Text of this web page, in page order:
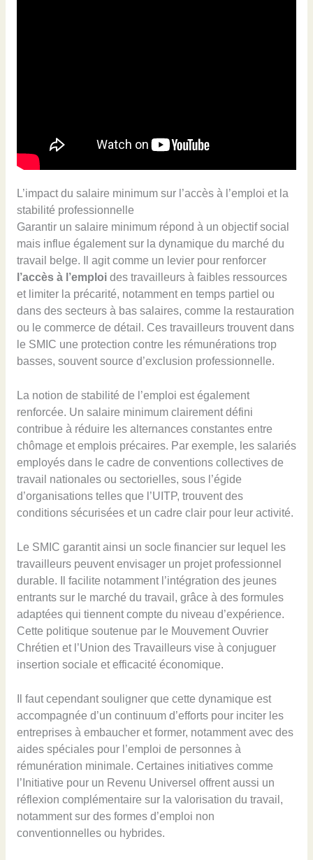
L’impact du salaire minimum sur l’accès à l’emploi et la
stabilité professionnelle
Garantir un salaire minimum répond à un objectif social
mais influe également sur la dynamique du marché du
travail belge. Il agit comme un levier pour renforcer
l’accès à l’emploides travailleurs à faibles ressources
et limiter la précarité, notamment en temps partiel ou
dans des secteurs à bas salaires, comme la restauration
ou le commerce de détail. Ces travailleurs trouvent dans
le SMIC une protection contre les rémunérations trop
basses, souvent source d’exclusion professionnelle.
La notion de stabilité de l’emploi est également
renforcée. Un salaire minimum clairement défini
contribue à réduire les alternances constantes entre
chômage et emplois précaires. Par exemple, les salariés
employés dans le cadre de conventions collectives de
travail nationales ou sectorielles, sous l’égide
d’organisations telles que l’UITP, trouvent des
conditions sécurisées et un cadre clair pour leur activité.
Le SMIC garantit ainsi un socle financier sur lequel les
travailleurs peuvent envisager un projet professionnel
durable. Il facilite notamment l’intégration des jeunes
entrants sur le marché du travail, grâce à des formules
adaptées qui tiennent compte du niveau d’expérience.
Cette politique soutenue par le Mouvement Ouvrier
Chrétien et l’Union des Travailleurs vise à conjuguer
insertion sociale et efficacité économique.
Il faut cependant souligner que cette dynamique est
accompagnée d’un continuum d’efforts pour inciter les
entreprises à embaucher et former, notamment avec des
aides spéciales pour l’emploi de personnes à
rémunération minimale. Certaines initiatives comme
l’Initiative pour un Revenu Universel offrent aussi un
réflexion complémentaire sur la valorisation du travail,
notamment sur des formes d’emploi non
conventionnelles ou hybrides.